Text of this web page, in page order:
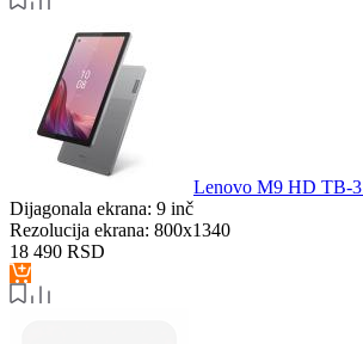
Lenovo M9 HD TB-
Dijagonala ekrana: 9 inč
Rezolucija ekrana: 800x1340
18 490 RSD